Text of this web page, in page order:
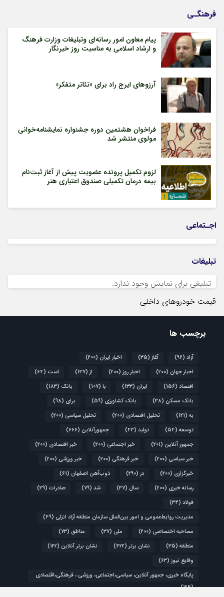
فرهنگـی
پیام معاون امور رسانه‌ای وتبلیغات وزارت فرهنگ
و ارشاد اسلامی به مناسبت روز خبرنگار
آرزوهای ایرج راد برای «تئاتر متفکر»
فراخوان هشتمین دوره جشنواره نمایشنامه‌خوانی
مولوی منتشر شد
لزوم تکمیل پرونده عضویت پیش از آغاز ثبت‌نام
بیمه درمان تکمیلی صندوق اعتباری هنر
اجـتماعی
تبلیغات
تبلیغی برای نمایش وجود ندارد.
قیمت خودروهای داخلی
برچسب ها
آزاد (96) آغاز (35) اخبار ایران (200)
اخبار جهان (200) اخبار روز (200) از (137) است (64)
اقتصاد (156) ایران (133) با (107) بانک (183)
بانک مسکن (38) بانک کشاورزی (59) برای (98)
به (121) تحلیل اقتصادی (200) تحلیل سیاسی (200)
توسعه (54) تولید (43) جمهورآنلاین (666)
جمهور آنلاین (201) خبر اجتماعی (200) خبر اقتصادی (200)
خبر سیاسی (200) خبر فرهنگی (200) خبر ورزشی (200)
خبرگزاری (200) در (290) ذوب‌آهن اصفهان (61)
رسانه خبری (200) سال (37) شد (79) صادرات (39)
فولاد (34)
مدیریت روابط‌عمومی و امور بین‌الملل سازمان منطقه آزاد انزلی (49)
مصاحبه اختصاصی (200) ملی (37) مناطق (73)
منطقه (35) نشان برتر (422) نشان برتر آنلاین (122)
وقایع نیوز (63)
پایگاه خبری، جمهور آنلاین، سیاسی،اجتماعی، ورزشی ، فرهنگی،اقتصادی
(124)